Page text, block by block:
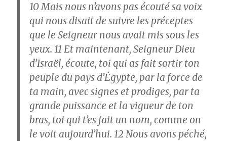
10Mais nous n’avons pas écouté sa voix
qui nous disait de suivre les préceptes
que le Seigneur nous avait mis sous les
yeux.11 Et maintenant, Seigneur Dieu
d’Israël, écoute, toi qui as fait sortir ton
peuple du pays d’Égypte, par la force de
ta main, avec signes et prodiges, par ta
grande puissance et la vigueur de ton
bras, toi qui t’es fait un nom, comme on
le voit aujourd’hui.12 Nous avons péché,